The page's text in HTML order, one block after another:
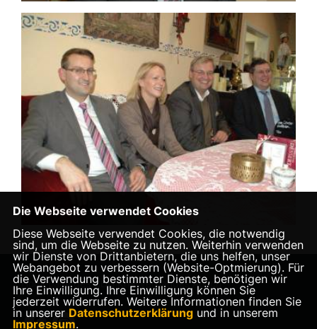
Homepage des CDU Kreisverbandes Aurich
Die Webseite verwendet Cookies
Diese Webseite verwendet Cookies, die notwendig
sind, um die Webseite zu nutzen. Weiterhin verwenden
wir Dienste von Drittanbietern, die uns helfen, unser
Webangebot zu verbessern (Website-Optmierung). Für
die Verwendung bestimmter Dienste, benötigen wir
Ihre Einwilligung. Ihre Einwilligung können Sie
jederzeit widerrufen. Weitere Informationen finden Sie
in unserer Datenschutzerklärungund in unserem
Impressum.